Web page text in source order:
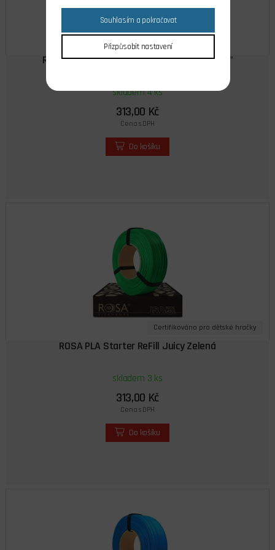
ROSA PLA Starter ReFill Hnědá "Čokoládová"
skladem 4 ks
313,00 Kč
Cena s DPH
Do košíku
Certifikováno pro dětské hračky
ROSA PLA Starter ReFill Juicy Zelená
skladem 3 ks
313,00 Kč
Cena s DPH
Do košíku
Souhlasím a pokračovat
Přizpůsobit nastavení